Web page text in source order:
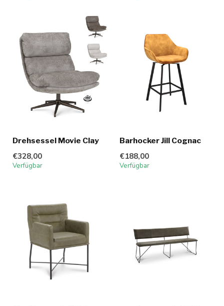
Drehsessel Movie Clay
€328,00
Verfügbar
Barhocker Jill Cognac
€188,00
Verfügbar